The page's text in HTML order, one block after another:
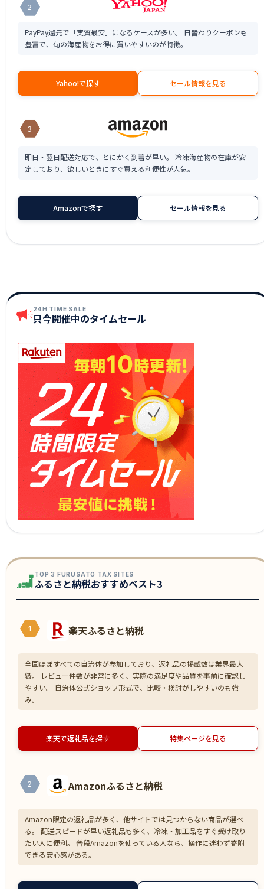
2
PayPay還元で「実質最安」になるケースが多い。 日替わりクーポンも
豊富で、旬の海産物をお得に買いやすいのが特徴。
Yahoo!で探す セール情報を見る
3
即日・翌日配送対応で、とにかく到着が早い。 冷凍海産物の在庫が安
定しており、欲しいときにすぐ買える利便性が人気。
Amazonで探す セール情報を見る
24H TIME SALE
只今開催中のタイムセール
TOP 3 FURUSATO TAX SITES
ふるさと納税おすすめベスト3
1 楽天ふるさと納税
全国ほぼすべての自治体が参加しており、返礼品の掲載数は業界最大
級。 レビュー件数が非常に多く、実際の満足度や品質を事前に確認し
やすい。 自治体公式ショップ形式で、比較・検討がしやすいのも強
み。
楽天で返礼品を探す 特集ページを見る
2 Amazonふるさと納税
Amazon限定の返礼品が多く、他サイトでは見つからない商品が選べ
る。 配送スピードが早い返礼品も多く、冷凍・加工品をすぐ受け取り
たい人に便利。 普段Amazonを使っている人なら、操作に迷わず寄附
できる安心感がある。